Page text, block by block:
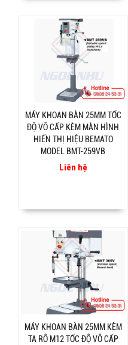
MÁY KHOAN BÀN 25MM TỐC
ĐỘ VÔ CẤP KÈM MÀN HÌNH
HIỂN THỊ HIỆU BEMATO
MODEL BMT-259VB
Liên hệ
MÁY KHOAN BÀN 25MM KÈM
TA RÔ M12 TỐC ĐỘ VÔ CẤP